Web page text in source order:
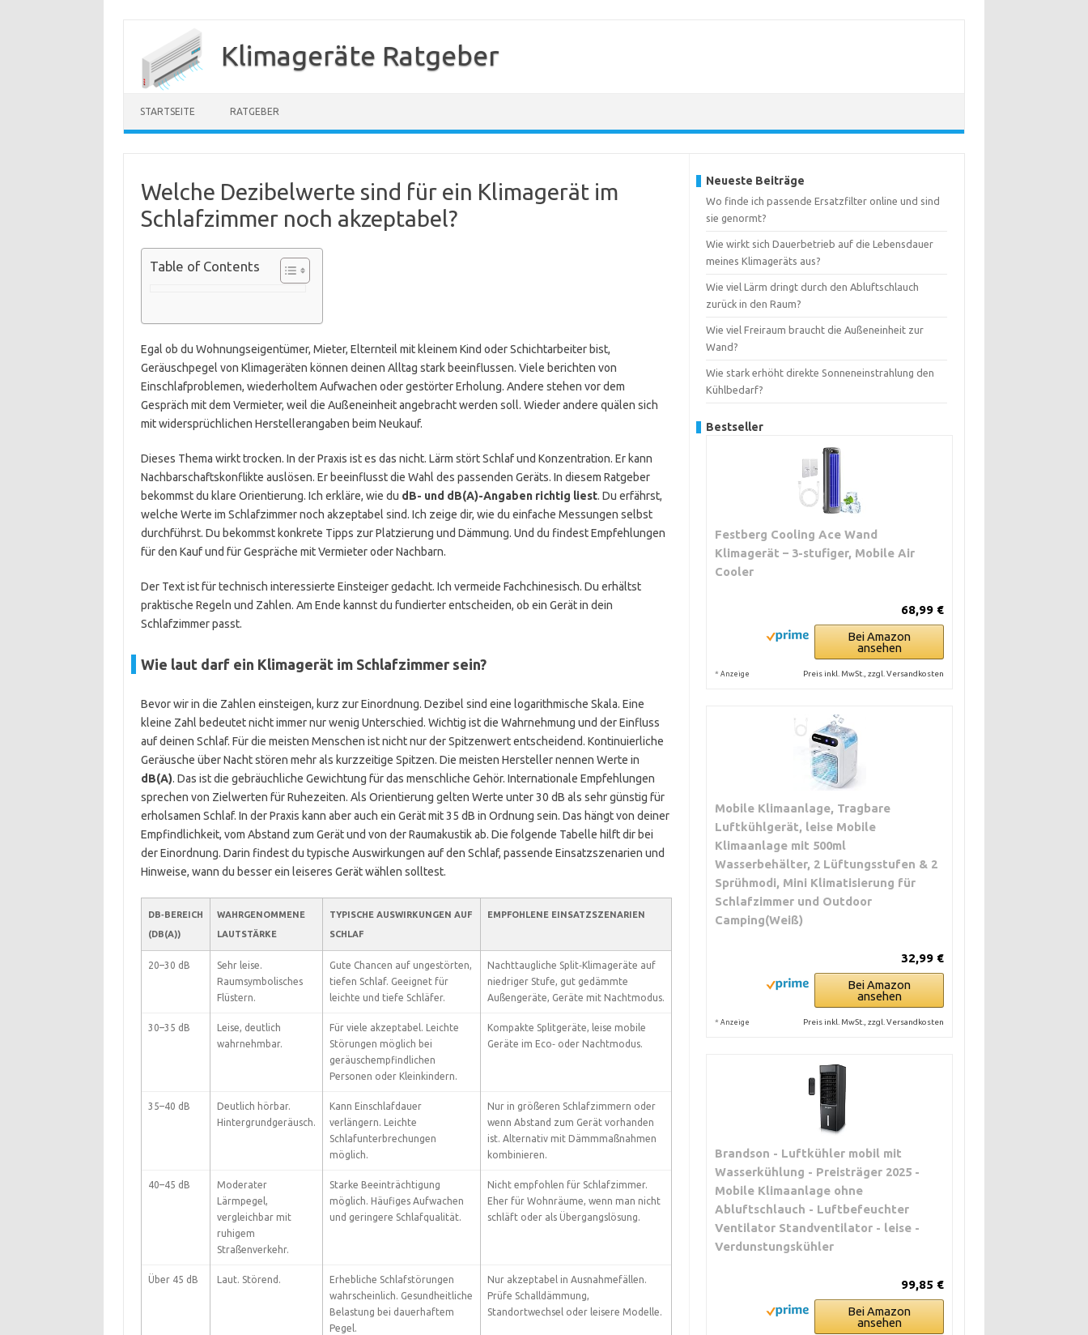
Klimageräte Ratgeber
STARTSEITE RATGEBER
Welche Dezibelwerte sind für ein Klimagerät im
Schlafzimmer noch akzeptabel?
Table of Contents
Egal ob du Wohnungseigentümer, Mieter, Elternteil mit kleinem Kind oder Schichtarbeiter bist,
Geräuschpegel von Klimageräten können deinen Alltag stark beeinflussen. Viele berichten von
Einschlafproblemen, wiederholtem Aufwachen oder gestörter Erholung. Andere stehen vor dem
Gespräch mit dem Vermieter, weil die Außeneinheit angebracht werden soll. Wieder andere quälen sich
mit widersprüchlichen Herstellerangaben beim Neukauf.
Dieses Thema wirkt trocken. In der Praxis ist es das nicht. Lärm stört Schlaf und Konzentration. Er kann
Nachbarschaftskonflikte auslösen. Er beeinflusst die Wahl des passenden Geräts. In diesem Ratgeber
bekommst du klare Orientierung. Ich erkläre, wie du dB- und dB(A)-Angaben richtig liest. Du erfährst,
welche Werte im Schlafzimmer noch akzeptabel sind. Ich zeige dir, wie du einfache Messungen selbst
durchführst. Du bekommst konkrete Tipps zur Platzierung und Dämmung. Und du findest Empfehlungen
für den Kauf und für Gespräche mit Vermieter oder Nachbarn.
Der Text ist für technisch interessierte Einsteiger gedacht. Ich vermeide Fachchinesisch. Du erhältst
praktische Regeln und Zahlen. Am Ende kannst du fundierter entscheiden, ob ein Gerät in dein
Schlafzimmer passt.
Wie laut darf ein Klimagerät im Schlafzimmer sein?
Bevor wir in die Zahlen einsteigen, kurz zur Einordnung. Dezibel sind eine logarithmische Skala. Eine
kleine Zahl bedeutet nicht immer nur wenig Unterschied. Wichtig ist die Wahrnehmung und der Einfluss
auf deinen Schlaf. Für die meisten Menschen ist nicht nur der Spitzenwert entscheidend. Kontinuierliche
Geräusche über Nacht stören mehr als kurzzeitige Spitzen. Die meisten Hersteller nennen Werte in
dB(A). Das ist die gebräuchliche Gewichtung für das menschliche Gehör. Internationale Empfehlungen
sprechen von Zielwerten für Ruhezeiten. Als Orientierung gelten Werte unter 30 dB als sehr günstig für
erholsamen Schlaf. In der Praxis kann aber auch ein Gerät mit 35 dB in Ordnung sein. Das hängt von deiner
Empfindlichkeit, vom Abstand zum Gerät und von der Raumakustik ab. Die folgende Tabelle hilft dir bei
der Einordnung. Darin findest du typische Auswirkungen auf den Schlaf, passende Einsatzszenarien und
Hinweise, wann du besser ein leiseres Gerät wählen solltest.
DB‑BEREICH
(DB(A))
WAHRGENOMMENE
LAUTSTÄRKE
TYPISCHE AUSWIRKUNGEN AUF
SCHLAF
EMPFOHLENE EINSATZSZENARIEN
20–30 dB
Sehr leise.
Raumsymbolisches
Flüstern.
Gute Chancen auf ungestörten,
tiefen Schlaf. Geeignet für
leichte und tiefe Schläfer.
Nachttaugliche Split‑Klimageräte auf
niedriger Stufe, gut gedämmte
Außengeräte, Geräte mit Nachtmodus.
30–35 dB
Leise, deutlich
wahrnehmbar.
Für viele akzeptabel. Leichte
Störungen möglich bei
geräuschempfindlichen
Personen oder Kleinkindern.
Kompakte Splitgeräte, leise mobile
Geräte im Eco‑ oder Nachtmodus.
35–40 dB
Deutlich hörbar.
Hintergrundgeräusch.
Kann Einschlafdauer
verlängern. Leichte
Schlafunterbrechungen
möglich.
Nur in größeren Schlafzimmern oder
wenn Abstand zum Gerät vorhanden
ist. Alternativ mit Dämmmaßnahmen
kombinieren.
40–45 dB
Moderater
Lärmpegel,
vergleichbar mit
ruhigem
Straßenverkehr.
Starke Beeinträchtigung
möglich. Häufiges Aufwachen
und geringere Schlafqualität.
Nicht empfohlen für Schlafzimmer.
Eher für Wohnräume, wenn man nicht
schläft oder als Übergangslösung.
Über 45 dB Laut. Störend.
Erhebliche Schlafstörungen
wahrscheinlich. Gesundheitliche
Belastung bei dauerhaftem
Pegel.
Nur akzeptabel in Ausnahmefällen.
Prüfe Schalldämmung,
Standortwechsel oder leisere Modelle.
Neueste Beiträge
Wo finde ich passende Ersatzfilter online und sind
sie genormt?
Wie wirkt sich Dauerbetrieb auf die Lebensdauer
meines Klimageräts aus?
Wie viel Lärm dringt durch den Abluftschlauch
zurück in den Raum?
Wie viel Freiraum braucht die Außeneinheit zur
Wand?
Wie stark erhöht direkte Sonneneinstrahlung den
Kühlbedarf?
Bestseller
Festberg Cooling Ace Wand
Klimagerät – 3-stufiger, Mobile Air
Cooler
68,99 €
Bei Amazon
ansehen
* Anzeige Preis inkl. MwSt., zzgl. Versandkosten
Mobile Klimaanlage, Tragbare
Luftkühlgerät, leise Mobile
Klimaanlage mit 500ml
Wasserbehälter, 2 Lüftungsstufen & 2
Sprühmodi, Mini Klimatisierung für
Schlafzimmer und Outdoor
Camping(Weiß)
32,99 €
Bei Amazon
ansehen
* Anzeige Preis inkl. MwSt., zzgl. Versandkosten
Brandson - Luftkühler mobil mit
Wasserkühlung - Preisträger 2025 -
Mobile Klimaanlage ohne
Abluftschlauch - Luftbefeuchter
Ventilator Standventilator - leise -
Verdunstungskühler
99,85 €
Bei Amazon
ansehen